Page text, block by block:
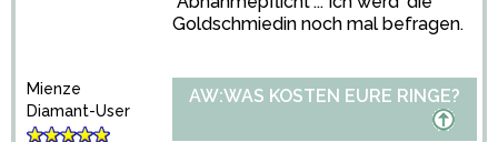
Goldschmiedin noch mal befragen.
Mienze
Diamant-User
AW:WAS KOSTEN EURE RINGE?